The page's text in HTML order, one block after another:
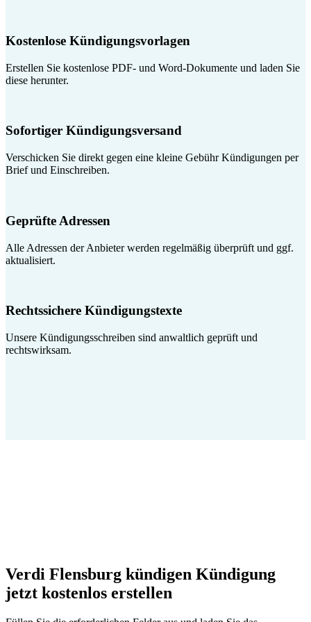
Kostenlose Kündigungsvorlagen
Erstellen Sie kostenlose PDF- und Word-Dokumente und laden Sie
diese herunter.
Sofortiger Kündigungsversand
Verschicken Sie direkt gegen eine kleine Gebühr Kündigungen per
Brief und Einschreiben.
Geprüfte Adressen
Alle Adressen der Anbieter werden regelmäßig überprüft und ggf.
aktualisiert.
Rechtssichere Kündigungstexte
Unsere Kündigungsschreiben sind anwaltlich geprüft und
rechtswirksam.
Verdi Flensburg kündigen Kündigung
jetzt kostenlos erstellen